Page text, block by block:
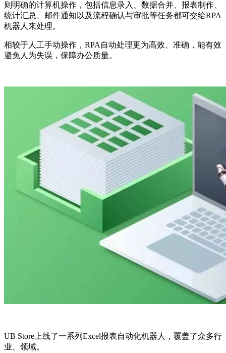
则明确的计算机操作，包括信息录入、数据合并、报表制作、
统计汇总、邮件通知以及流程确认与审批等任务都可交给RPA
机器人来处理。
相较于人工手动操作，RPA自动处理更为高效、准确，能有效
避免人为失误，保障办公质量。
UB Store上线了一系列Excel报表自动化机器人，覆盖了众多行
业、领域。